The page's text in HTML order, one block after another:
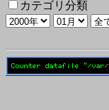
カテゴリ分類